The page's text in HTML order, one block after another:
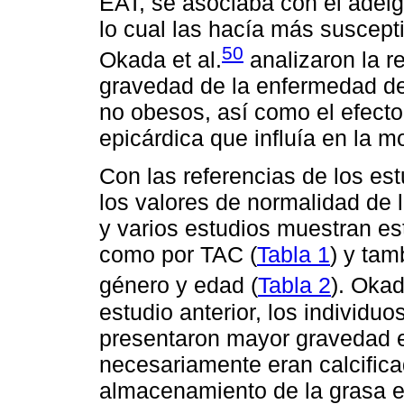
lo cual las hacía más
Okada et al.50 analizaron la
gravedad de la enfermedad
no obesos, así como el
epicárdica que influía en la
Con las referencias de los
los valores de normalidad de
y varios estudios muestran
como por TAC (Tabla 1) y
género y edad (Tabla 2).
estudio anterior, los
presentaron mayor gravedad
necesariamente eran
almacenamiento de la grasa